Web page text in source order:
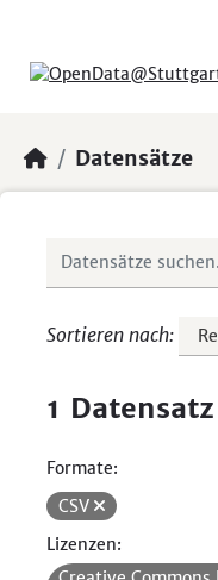
Datensätze
Sortieren nach
1
Formate:
CSV
Lizenzen: